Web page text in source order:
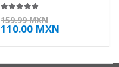
4.75 de 5
159.99MXN
110.00 MXN